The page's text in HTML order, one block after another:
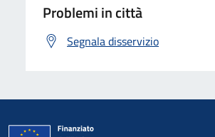
Problemi in città
Segnala disservizio